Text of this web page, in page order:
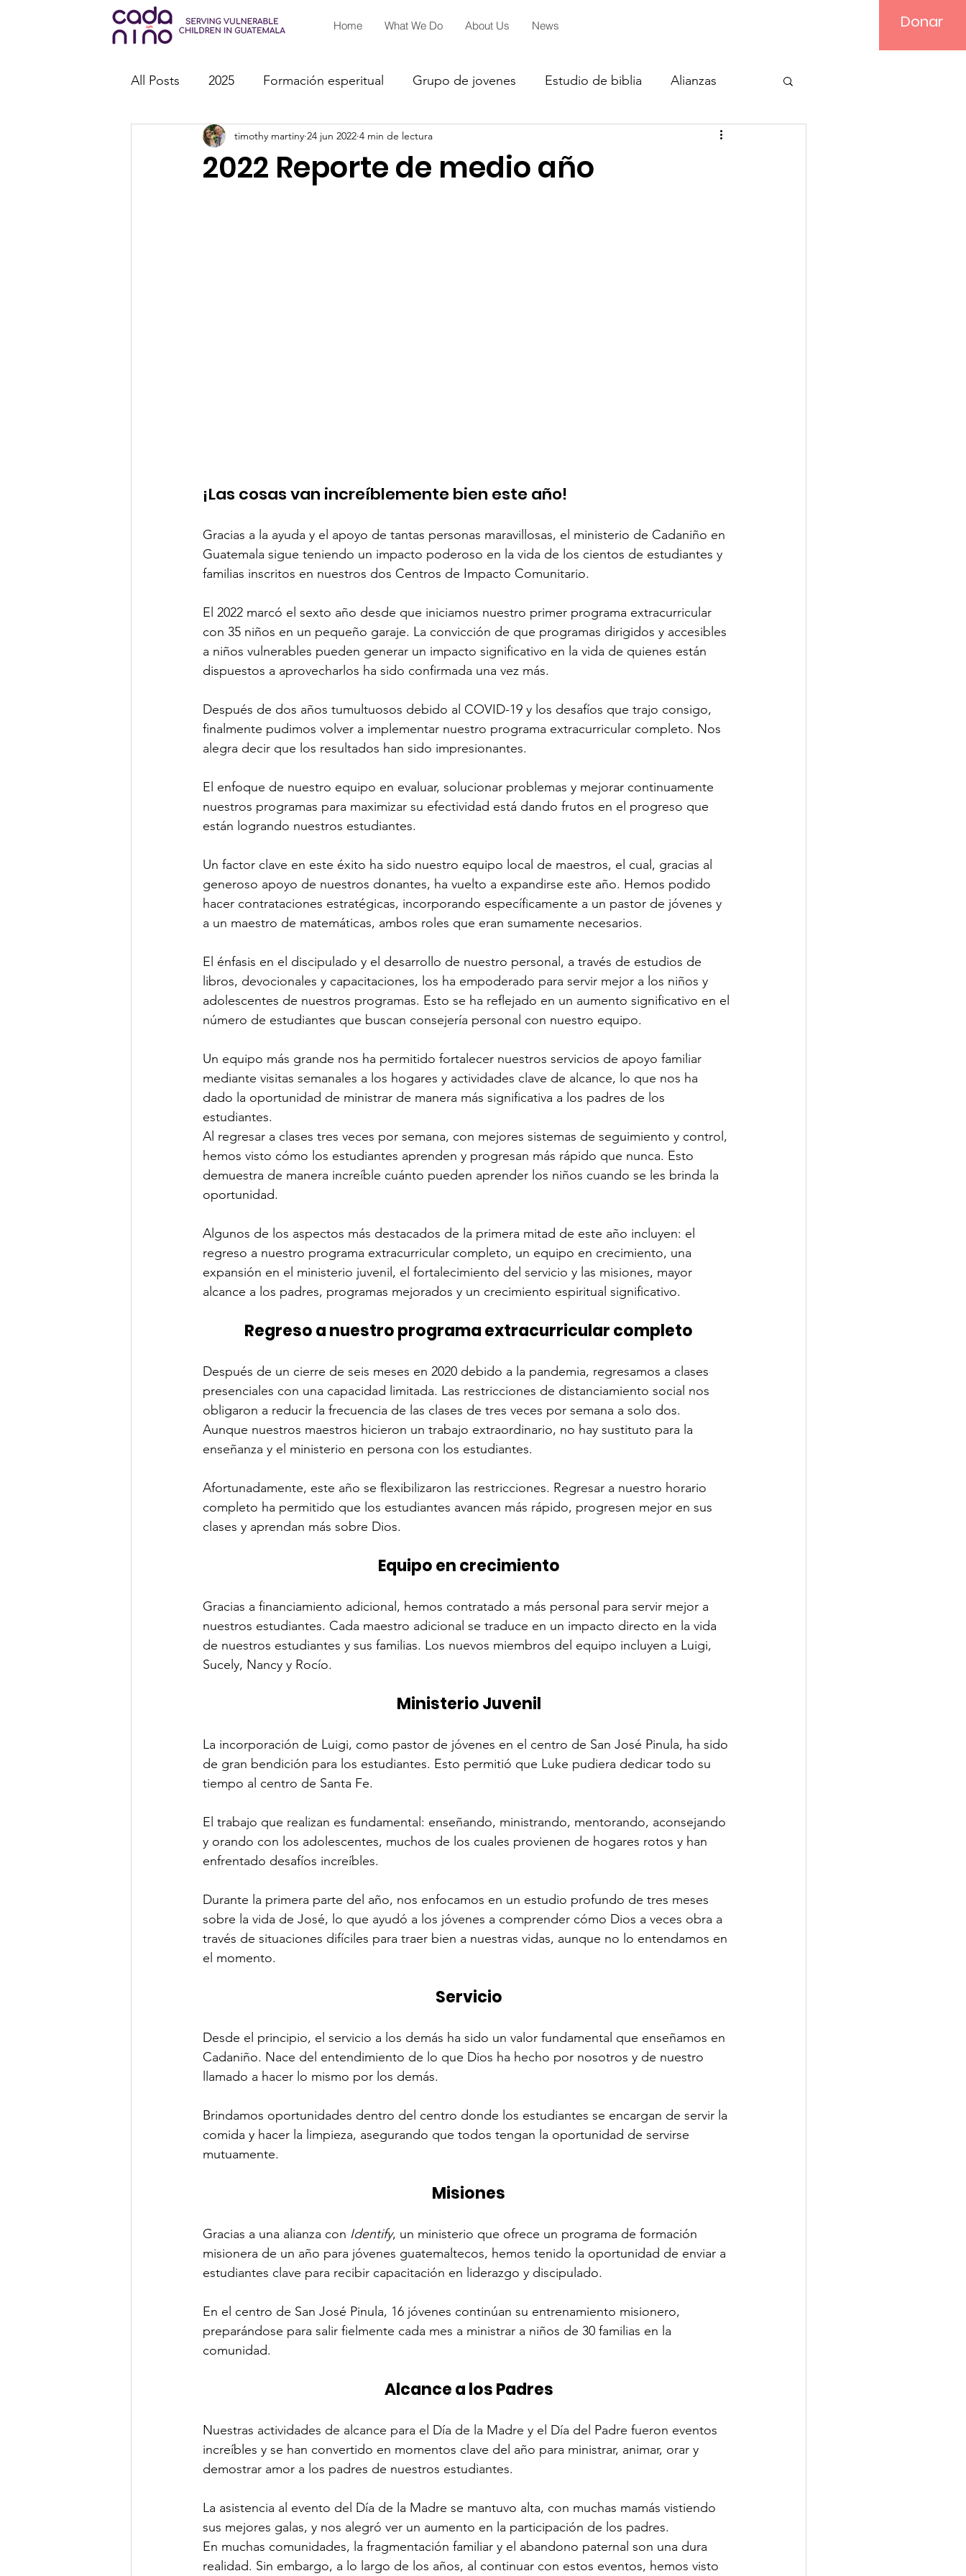
Home What We Do About Us News Donar
All Posts 2025 Formación esperitual Grupo de jovenes Estudio de biblia Alianzas
Misiones Eventos especiales 2027 2026
2022 Reporte de medio año
timothy martiny 24 jun 2022 4 min de lectura
¡Las cosas van increíblemente bien este año!
Gracias a la ayuda y el apoyo de tantas personas maravillosas, el ministerio de Cadaniño en
Guatemala sigue teniendo un impacto poderoso en la vida de los cientos de estudiantes y
familias inscritos en nuestros dos Centros de Impacto Comunitario.
El 2022 marcó el sexto año desde que iniciamos nuestro primer programa extracurricular
con 35 niños en un pequeño garaje. La convicción de que programas dirigidos y accesibles
a niños vulnerables pueden generar un impacto significativo en la vida de quienes están
dispuestos a aprovecharlos ha sido confirmada una vez más.
Después de dos años tumultuosos debido al COVID-19 y los desafíos que trajo consigo,
finalmente pudimos volver a implementar nuestro programa extracurricular completo. Nos
alegra decir que los resultados han sido impresionantes.
El enfoque de nuestro equipo en evaluar, solucionar problemas y mejorar continuamente
nuestros programas para maximizar su efectividad está dando frutos en el progreso que
están logrando nuestros estudiantes.
Un factor clave en este éxito ha sido nuestro equipo local de maestros, el cual, gracias al
generoso apoyo de nuestros donantes, ha vuelto a expandirse este año. Hemos podido
hacer contrataciones estratégicas, incorporando específicamente a un pastor de jóvenes y
a un maestro de matemáticas, ambos roles que eran sumamente necesarios.
El énfasis en el discipulado y el desarrollo de nuestro personal, a través de estudios de
libros, devocionales y capacitaciones, los ha empoderado para servir mejor a los niños y
adolescentes de nuestros programas. Esto se ha reflejado en un aumento significativo en el
número de estudiantes que buscan consejería personal con nuestro equipo.
Un equipo más grande nos ha permitido fortalecer nuestros servicios de apoyo familiar
mediante visitas semanales a los hogares y actividades clave de alcance, lo que nos ha
dado la oportunidad de ministrar de manera más significativa a los padres de los
estudiantes.
Al regresar a clases tres veces por semana, con mejores sistemas de seguimiento y control,
hemos visto cómo los estudiantes aprenden y progresan más rápido que nunca. Esto
demuestra de manera increíble cuánto pueden aprender los niños cuando se les brinda la
oportunidad.
Algunos de los aspectos más destacados de la primera mitad de este año incluyen: el
regreso a nuestro programa extracurricular completo, un equipo en crecimiento, una
expansión en el ministerio juvenil, el fortalecimiento del servicio y las misiones, mayor
alcance a los padres, programas mejorados y un crecimiento espiritual significativo.
Regreso a nuestro programa extracurricular completo
Después de un cierre de seis meses en 2020 debido a la pandemia, regresamos a clases
presenciales con una capacidad limitada. Las restricciones de distanciamiento social nos
obligaron a reducir la frecuencia de las clases de tres veces por semana a solo dos.
Aunque nuestros maestros hicieron un trabajo extraordinario, no hay sustituto para la
enseñanza y el ministerio en persona con los estudiantes.
Afortunadamente, este año se flexibilizaron las restricciones. Regresar a nuestro horario
completo ha permitido que los estudiantes avancen más rápido, progresen mejor en sus
clases y aprendan más sobre Dios.
Equipo en crecimiento
Gracias a financiamiento adicional, hemos contratado a más personal para servir mejor a
nuestros estudiantes. Cada maestro adicional se traduce en un impacto directo en la vida
de nuestros estudiantes y sus familias. Los nuevos miembros del equipo incluyen a Luigi,
Sucely, Nancy y Rocío.
Ministerio Juvenil
La incorporación de Luigi, como pastor de jóvenes en el centro de San José Pinula, ha sido
de gran bendición para los estudiantes. Esto permitió que Luke pudiera dedicar todo su
tiempo al centro de Santa Fe.
El trabajo que realizan es fundamental: enseñando, ministrando, mentorando, aconsejando
y orando con los adolescentes, muchos de los cuales provienen de hogares rotos y han
enfrentado desafíos increíbles.
Durante la primera parte del año, nos enfocamos en un estudio profundo de tres meses
sobre la vida de José, lo que ayudó a los jóvenes a comprender cómo Dios a veces obra a
través de situaciones difíciles para traer bien a nuestras vidas, aunque no lo entendamos en
el momento.
Servicio
Desde el principio, el servicio a los demás ha sido un valor fundamental que enseñamos en
Cadaniño. Nace del entendimiento de lo que Dios ha hecho por nosotros y de nuestro
llamado a hacer lo mismo por los demás.
Brindamos oportunidades dentro del centro donde los estudiantes se encargan de servir la
comida y hacer la limpieza, asegurando que todos tengan la oportunidad de servirse
mutuamente.
Misiones
Gracias a una alianza con Identify, un ministerio que ofrece un programa de formación
misionera de un año para jóvenes guatemaltecos, hemos tenido la oportunidad de enviar a
estudiantes clave para recibir capacitación en liderazgo y discipulado.
En el centro de San José Pinula, 16 jóvenes continúan su entrenamiento misionero,
preparándose para salir fielmente cada mes a ministrar a niños de 30 familias en la
comunidad.
Alcance a los Padres
Nuestras actividades de alcance para el Día de la Madre y el Día del Padre fueron eventos
increíbles y se han convertido en momentos clave del año para ministrar, animar, orar y
demostrar amor a los padres de nuestros estudiantes.
La asistencia al evento del Día de la Madre se mantuvo alta, con muchas mamás vistiendo
sus mejores galas, y nos alegró ver un aumento en la participación de los padres.
En muchas comunidades, la fragmentación familiar y el abandono paternal son una dura
realidad. Sin embargo, a lo largo de los años, al continuar con estos eventos, hemos visto